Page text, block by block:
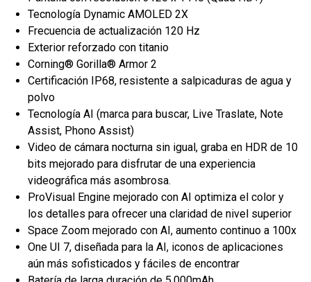
Tecnología Dynamic AMOLED 2X
Frecuencia de actualización 120 Hz
Exterior reforzado con titanio
Corning® Gorilla® Armor 2
Certificación IP68, resistente a salpicaduras de agua y
polvo
Tecnología AI (marca para buscar, Live Traslate, Note
Assist, Phono Assist)
Video de cámara nocturna sin igual, graba en HDR de 10
bits mejorado para disfrutar de una experiencia
videográfica más asombrosa.
ProVisual Engine mejorado con AI optimiza el color y
los detalles para ofrecer una claridad de nivel superior
Space Zoom mejorado con AI, aumento continuo a 100x
One UI 7, diseñada para la AI, iconos de aplicaciones
aún más sofisticados y fáciles de encontrar